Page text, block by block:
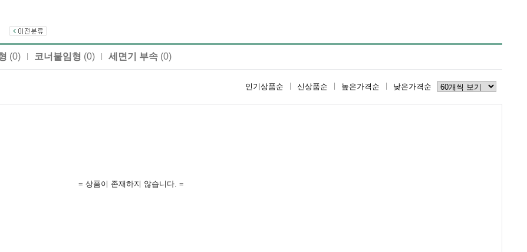
(0) 코너붙임형 (0) 세면기 부속 (0)
인기상품순 신상품순 높은가격순 낮은가격순
= 상품이 존재하지 않습니다. =